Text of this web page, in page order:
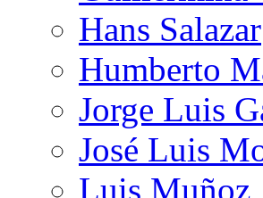
Hans Salazar
Humberto
Jorge Luis
José Luis
Luis Muñoz